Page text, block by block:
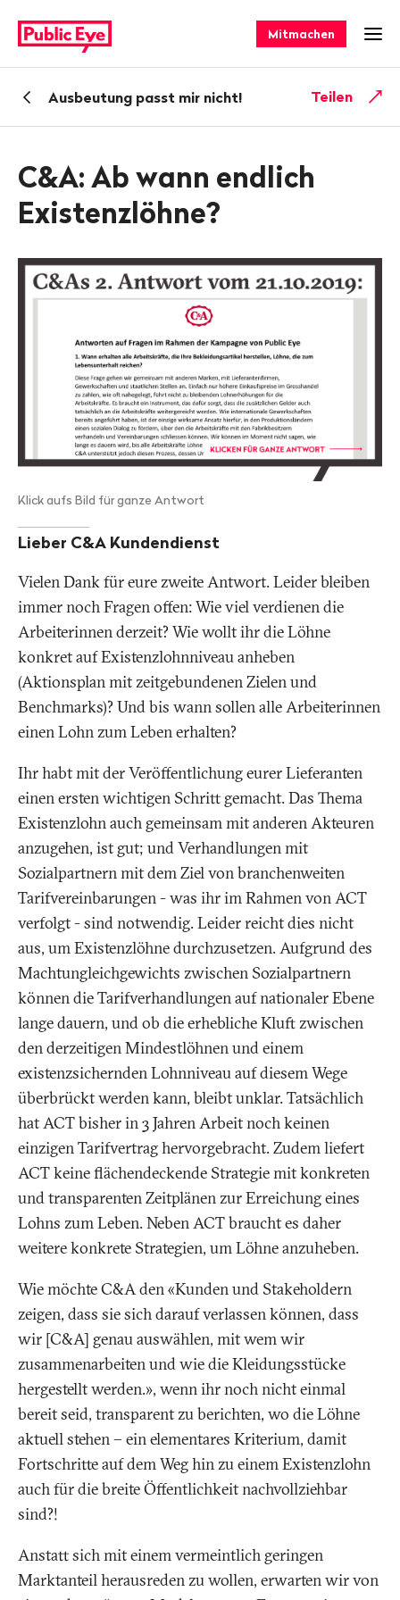
auf
publiceye.ch
Mitmachen
ZurückAusbeutung passt mir nicht! Teilen
C&A: Ab wann endlich
Existenzlöhne?
Klick aufs Bild für ganze Antwort
Lieber C&A Kundendienst
Vielen Dank für eure zweite Antwort. Leider bleiben
immer noch Fragen offen: Wie viel verdienen die
Arbeiterinnen derzeit? Wie wollt ihr die Löhne
konkret auf Existenzlohnniveau anheben
(Aktionsplan mit zeitgebundenen Zielen und
Benchmarks)? Und bis wann sollen alle Arbeiterinnen
einen Lohn zum Leben erhalten?
Ihr habt mit der Veröffentlichung eurer Lieferanten
einen ersten wichtigen Schritt gemacht. Das Thema
Existenzlohn auch gemeinsam mit anderen Akteuren
anzugehen, ist gut; und Verhandlungen mit
Sozialpartnern mit dem Ziel von branchenweiten
Tarifvereinbarungen - was ihr im Rahmen von ACT
verfolgt - sind notwendig. Leider reicht dies nicht
aus, um Existenzlöhne durchzusetzen. Aufgrund des
Machtungleichgewichts zwischen Sozialpartnern
können die Tarifverhandlungen auf nationaler Ebene
lange dauern, und ob die erhebliche Kluft zwischen
den derzeitigen Mindestlöhnen und einem
existenzsichernden Lohnniveau auf diesem Wege
überbrückt werden kann, bleibt unklar. Tatsächlich
hat ACT bisher in 3 Jahren Arbeit noch keinen
einzigen Tarifvertrag hervorgebracht. Zudem liefert
ACT keine flächendeckende Strategie mit konkreten
und transparenten Zeitplänen zur Erreichung eines
Lohns zum Leben. Neben ACT braucht es daher
weitere konkrete Strategien, um Löhne anzuheben.
Wie möchte C&A den«Kunden und Stakeholdern
zeigen, dass sie sich darauf verlassen können, dass
wir [C&A] genau auswählen, mit wem wir
zusammenarbeiten und wie die Kleidungsstücke
hergestellt werden.», wenn ihr noch nicht einmal
bereit seid, transparent zu berichten, wo die Löhne
aktuell stehen – ein elementares Kriterium, damit
Fortschritte auf dem Weg hin zu einem Existenzlohn
auch für die breite Öffentlichkeit nachvollziehbar
sind?!
Anstatt sich mit einem vermeintlich geringen
Marktanteil herausreden zu wollen, erwarten wir von